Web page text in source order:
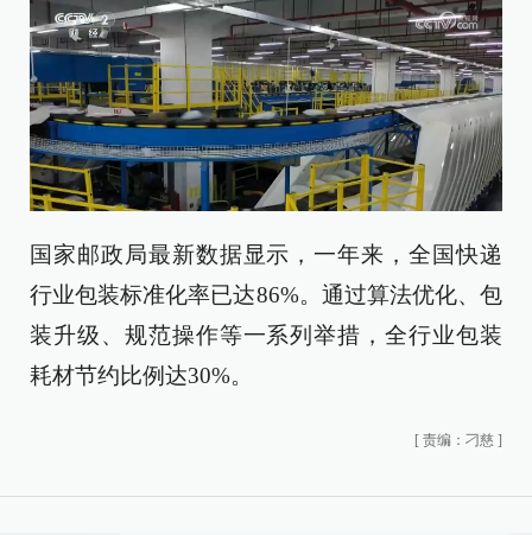
国家邮政局最新数据显示，一年来，全国快递
行业包装标准化率已达86%。通过算法优化、包
装升级、规范操作等一系列举措，全行业包装
耗材节约比例达30%。
[ 责编：刁慈 ]